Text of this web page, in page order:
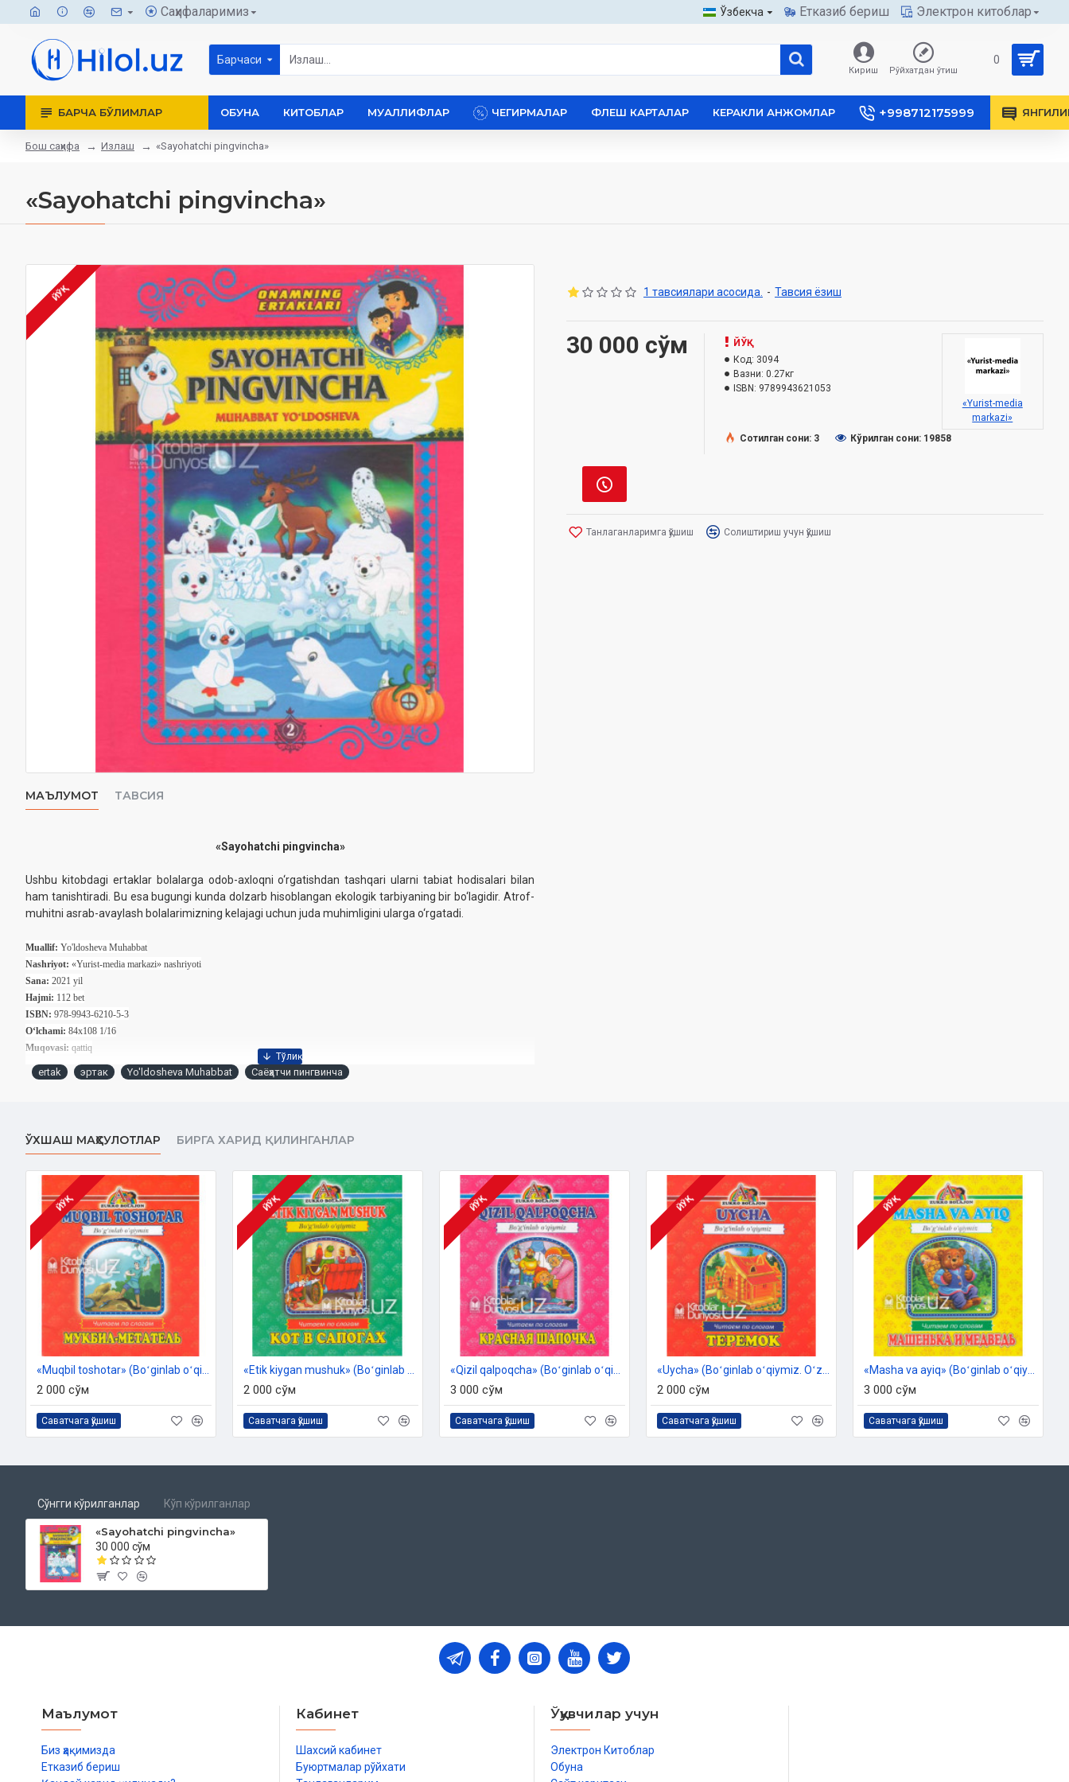
Саҳифаларимиз Ўзбекча Етказиб бериш Электрон китоблар
Барчаси
Кириш Рўйхатдан ўтиш
0
БАРЧА БЎЛИМЛАР ОБУНА КИТОБЛАР МУАЛЛИФЛАР ЧЕГИРМАЛАР ФЛЕШ КАРТАЛАР КЕРАКЛИ АНЖОМЛАР +998712175999
Бош саҳифа Излаш «Sayohatchi pingvincha»
«Sayohatchi pingvincha»
ЙЎҚ
МАЪЛУМОТ ТАВСИЯ
«Sayohatchi pingvincha»
Ushbu kitobdagi ertaklar bolalarga odob-axloqni o‘rgatishdan tashqari ularni tabiat hodisalari bilan
ham tanishtiradi. Bu esa bugungi kunda dolzarb hisoblangan ekologik tarbiyaning bir bo‘lagidir. Atrof-
muhitni asrab-avaylash bolalarimizning kelajagi uchun juda muhimligini ularga o‘rgatadi.
Muallif: Yo'ldosheva Muhabbat
Nashriyot: «Yurist-media markazi» nashriyoti
Sana: 2021 yil
Hajmi: 112 bet
ISBN: 978-9943-6210-5-3
O‘lchami: 84x108 1/16
Muqovasi: qattiq
1 тавсиялари асосида. - Тавсия ёзиш
30 000 сўм
ЙЎҚ
Код: 3094
Вазни: 0.27кг
ISBN: 9789943621053
«Yurist-media
markazi»
Сотилган сони: 3
Кўрилган сони: 19858
Танлаганларимга қўшиш Солиштириш учун қўшиш
ertak эртак Yo'ldosheva Muhabbat Саёҳатчи пингвинча
ЎХШАШ МАҲСУЛОТЛАР БИРГА ХАРИД ҚИЛИНГАНЛАР
ЙЎҚ
2 000 сўм
Саватчага қўшиш
ЙЎҚ
2 000 сўм
Саватчага қўшиш
ЙЎҚ
3 000 сўм
Саватчага қўшиш
ЙЎҚ
2 000 сўм
Саватчага қўшиш
ЙЎҚ
3 000 сўм
Саватчага қўшиш
Сўнгги кўрилганлар Кўп кўрилганлар
«Sayohatchi pingvincha»
30 000 сўм
Маълумот
Биз ҳақимизда
Етказиб бериш
Кабинет
Шахсий кабинет
Буюртмалар рўйхати
Ўқувчилар учун
Электрон Китоблар
Обуна